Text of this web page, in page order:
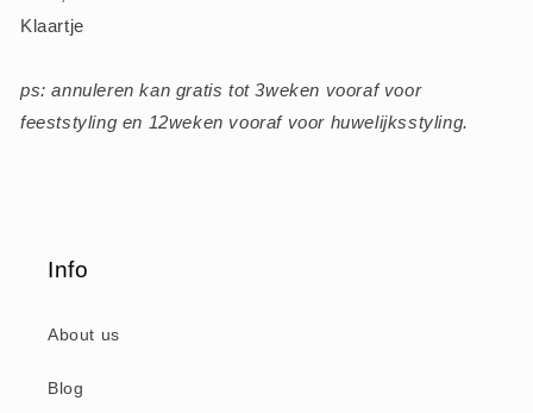
Klaartje
ps: annuleren kan gratis tot 3weken vooraf voor
feeststyling en 12weken vooraf voor huwelijksstyling.
Info
About us
Blog